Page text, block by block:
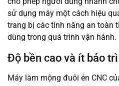
sử dụng máy một cách hiệu
trang bị các tính năng an toàn
dùng trong quá trình vận hành.
Độ bền cao và ít bảo trì
Máy làm mộng đuôi én CNC